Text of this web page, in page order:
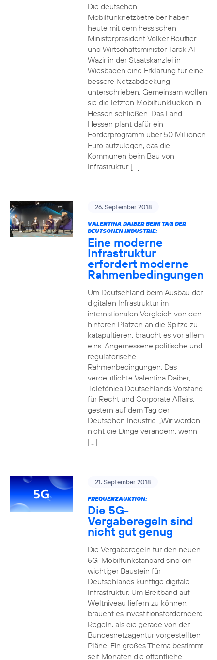
Die deutschen
Mobilfunknetzbetreiber haben
heute mit dem hessischen
Ministerpräsident Volker Bouffier
und Wirtschaftsminister Tarek Al-
Wazir in der Staatskanzlei in
Wiesbaden eine Erklärung für eine
bessere Netzabdeckung
unterschrieben. Gemeinsam wollen
sie die letzten Mobilfunklücken in
Hessen schließen. Das Land
Hessen plant dafür ein
Förderprogramm über 50 Millionen
Euro aufzulegen, das die
Kommunen beim Bau von
Infrastruktur […]
26. September 2018
VALENTINA DAIBER BEIM TAG DER
DEUTSCHEN INDUSTRIE:
Eine moderne
Infrastruktur
erfordert moderne
Rahmenbedingungen
Um Deutschland beim Ausbau der
digitalen Infrastruktur im
internationalen Vergleich von den
hinteren Plätzen an die Spitze zu
katapultieren, braucht es vor allem
eins: Angemessene politische und
regulatorische
Rahmenbedingungen. Das
verdeutlichte Valentina Daiber,
Telefónica Deutschlands Vorstand
für Recht und Corporate Affairs,
gestern auf dem Tag der
Deutschen Industrie. „Wir werden
nicht die Dinge verändern, wenn
[…]
21. September 2018
FREQUENZAUKTION:
Die 5G-
Vergaberegeln sind
nicht gut genug
Die Vergaberegeln für den neuen
5G-Mobilfunkstandard sind ein
wichtiger Baustein für
Deutschlands künftige digitale
Infrastruktur. Um Breitband auf
Weltniveau liefern zu können,
braucht es investitionsförderndere
Regeln, als die gerade von der
Bundesnetzagentur vorgestellten
Pläne. Ein großes Thema bestimmt
seit Monaten die öffentliche